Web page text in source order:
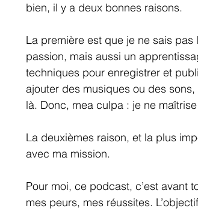
bien, il y a deux bonnes raisons.
La première est que je ne sais
passion, mais aussi un
techniques pour enregistrer et
ajouter des musiques ou des
là. Donc, mea culpa : je ne
La deuxièmes raison, et la plus
avec ma mission.
Pour moi, ce podcast, c’est avant
mes peurs, mes réussites.